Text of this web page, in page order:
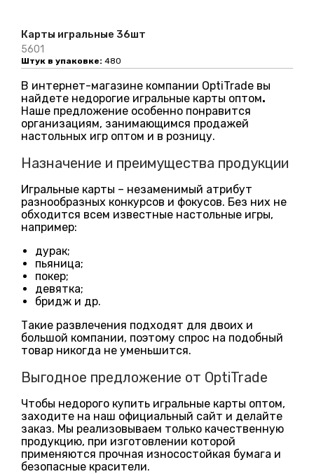
Карты игральные 36шт
5601
Штук в упаковке: 480
В интернет-магазине компании OptiTrade вы
найдете недорогие игральные карты оптом.
Наше предложение особенно понравится
организациям, занимающимся продажей
настольных игр оптом и в розницу.
Назначение и преимущества продукции
Игральные карты – незаменимый атрибут
разнообразных конкурсов и фокусов. Без них не
обходится всем известные настольные игры,
например:
дурак;
пьяница;
покер;
девятка;
бридж и др.
Такие развлечения подходят для двоих и
большой компании, поэтому спрос на подобный
товар никогда не уменьшится.
Выгодное предложение от OptiTrade
Чтобы недорого купить игральные карты оптом,
заходите на наш официальный сайт и делайте
заказ. Мы реализовываем только качественную
продукцию, при изготовлении которой
применяются прочная износостойкая бумага и
безопасные красители.